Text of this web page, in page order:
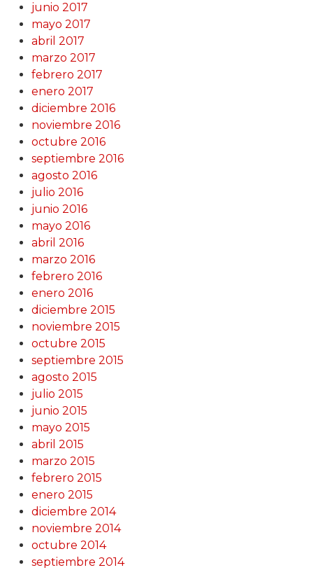
junio 2017
mayo 2017
abril 2017
marzo 2017
febrero 2017
enero 2017
diciembre 2016
noviembre 2016
octubre 2016
septiembre 2016
agosto 2016
julio 2016
junio 2016
mayo 2016
abril 2016
marzo 2016
febrero 2016
enero 2016
diciembre 2015
noviembre 2015
octubre 2015
septiembre 2015
agosto 2015
julio 2015
junio 2015
mayo 2015
abril 2015
marzo 2015
febrero 2015
enero 2015
diciembre 2014
noviembre 2014
octubre 2014
septiembre 2014